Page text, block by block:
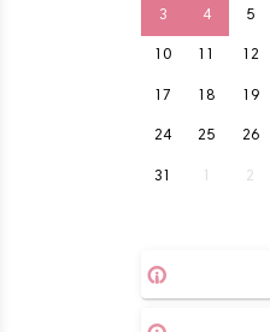
3 4 5
10 12
17 18 19
24 25 26
31 2